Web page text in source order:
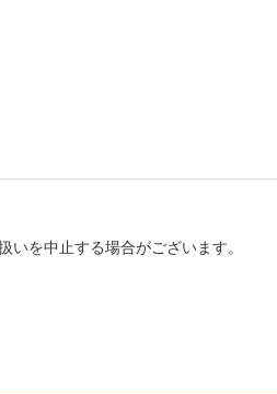
を中止する場合がございます。